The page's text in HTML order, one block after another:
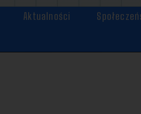
Aktualności